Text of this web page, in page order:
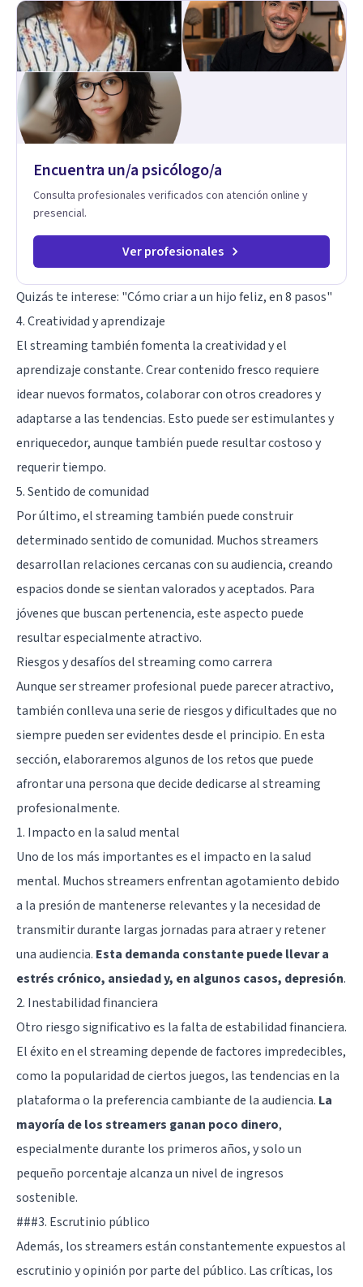
metodología combina psicología contemporánea,
neurociencias y estrategias de cambio basadas en evidencia
para fortalecer la autoestima, desarrollar habilidades
socioemocionales y promover cambios sostenibles. Como
divulgador científico, acerca la psicología y las neurociencias
a la vida cotidiana mediante contenidos claros, rigurosos y
aplicables, con el propósito de impulsar un bienestar integral.
Encuentra un/a psicólogo/a
Consulta profesionales verificados con atención online y
presencial.
Ver profesionales
Quizás te interese: "Cómo criar a un hijo feliz, en 8 pasos"
4. Creatividad y aprendizaje
El streaming también fomenta la creatividad y el
aprendizaje constante. Crear contenido fresco requiere
idear nuevos formatos, colaborar con otros creadores y
adaptarse a las tendencias. Esto puede ser estimulantes y
enriquecedor, aunque también puede resultar costoso y
requerir tiempo.
5. Sentido de comunidad
Por último, el streaming también puede construir
determinado sentido de comunidad. Muchos streamers
desarrollan relaciones cercanas con su audiencia, creando
espacios donde se sientan valorados y aceptados. Para
jóvenes que buscan pertenencia, este aspecto puede
resultar especialmente atractivo.
Riesgos y desafíos del streaming como carrera
Aunque ser streamer profesional puede parecer atractivo,
también conlleva una serie de riesgos y dificultades que no
siempre pueden ser evidentes desde el principio. En esta
sección, elaboraremos algunos de los retos que puede
afrontar una persona que decide dedicarse al streaming
profesionalmente.
1. Impacto en la salud mental
Uno de los más importantes es el impacto en la salud
mental. Muchos streamers enfrentan agotamiento debido
a la presión de mantenerse relevantes y la necesidad de
transmitir durante largas jornadas para atraer y retener
una audiencia. Esta demanda constante puede llevar a
estrés crónico, ansiedad y, en algunos casos, depresión.
2. Inestabilidad financiera
Otro riesgo significativo es la falta de estabilidad financiera.
El éxito en el streaming depende de factores impredecibles,
como la popularidad de ciertos juegos, las tendencias en la
plataforma o la preferencia cambiante de la audiencia. La
mayoría de los streamers ganan poco dinero,
especialmente durante los primeros años, y solo un
pequeño porcentaje alcanza un nivel de ingresos
sostenible.
###3. Escrutinio público
Además, los streamers están constantemente expuestos al
escrutinio y opinión por parte del público. Las críticas, los